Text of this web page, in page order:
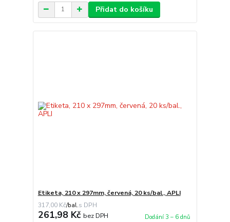
Přidat do košíku
Etiketa, 210 x 297mm, červená, 20 ks/bal., APLI
317,00 Kč/bal.
261,98 Kč bez DPH Dodání 3 – 6 dnů